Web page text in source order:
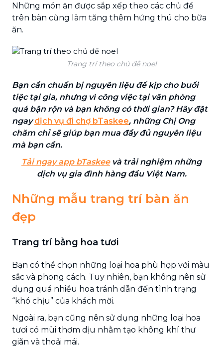
Những món ăn được sắp xếp theo các chủ đề
trên bàn cũng làm tăng thêm hứng thú cho bữa
ăn.
Trang trí theo chủ đề noel
Bạn cần chuẩn bị nguyên liệu để kịp cho buổi
tiệc tại gia, nhưng vì công việc tại văn phòng
quá bận rộn và bạn không có thời gian? Hãy đặt
ngaydịch vụ đi chợ bTaskee, những Chị Ong
chăm chỉ sẽ giúp bạn mua đầy đủ nguyên liệu
mà bạn cần.
Tải ngay app bTaskeevà trải nghiệm những
dịch vụ gia đình hàng đầu Việt Nam.
Những mẫu trang trí bàn ăn
đẹp
Trang trí bằng hoa tươi
Bạn có thể chọn những loại hoa phù hợp với màu
sắc và phong cách. Tuy nhiên, bạn không nên sử
dụng quá nhiều hoa tránh dẫn đến tình trạng
“khó chịu” của khách mời.
Ngoài ra, bạn cũng nên sử dụng những loại hoa
tươi có mùi thơm dịu nhằm tạo không khí thư
giãn và thoải mái.